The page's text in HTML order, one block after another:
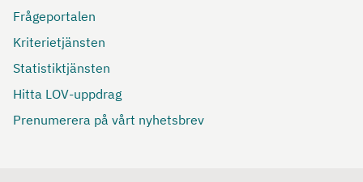
Frågeportalen
Kriterietjänsten
Statistiktjänsten
Hitta LOV-uppdrag
Prenumerera på vårt nyhetsbrev